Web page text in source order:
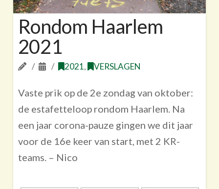
Rondom Haarlem
2021
2021, VERSLAGEN
Vaste prik op de 2e zondag van oktober:
de estafetteloop rondom Haarlem. Na
een jaar corona-pauze gingen we dit jaar
voor de 16e keer van start, met 2 KR-
teams. – Nico